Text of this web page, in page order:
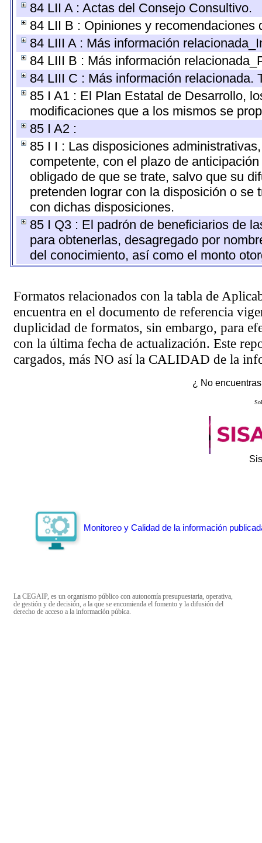
84 LII A : Actas del Consejo Consultivo.
84 LII B : Opiniones y recomendaciones
84 LIII A : Más información
84 LIII B : Más información
84 LIII C : Más información relacionada.
85 I A1 : El Plan Estatal de Desarrollo,
modificaciones que a los mismos se
85 I A2 :
85 I I : Las disposiciones
competente, con el plazo de
obligado de que se trate, salvo que su
pretenden lograr con la disposición o se
con dichas disposiciones.
85 I Q3 : El padrón de beneficiarios de
para obtenerlas, desagregado por
del conocimiento, así como el monto
Formatos relacionados con la tabla de
encuentra en el documento de referencia
duplicidad de formatos, sin embargo, para
con la última fecha de actualización. Este
cargados, más NO así la CALIDAD de la
¿ No
Monitoreo y Calidad de la información
La CEGAIP, es un organismo público con autonomía presupuestaria, operativa,
de gestión y de decisión, a la que se encomienda el fomento y la difusión del
derecho de acceso a la información púbica.